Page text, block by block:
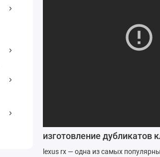
изготовление дубликатов
lexus rx — одна из самых